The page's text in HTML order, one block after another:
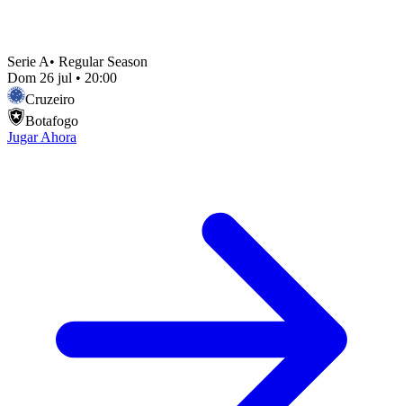
Serie A• Regular Season
Dom 26 jul • 20:00
Cruzeiro
Botafogo
Jugar Ahora